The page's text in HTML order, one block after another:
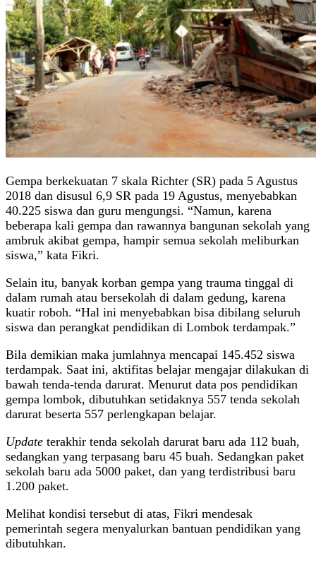
Gempa berkekuatan 7 skala Richter (SR) pada 5 Agustus
2018 dan disusul 6,9 SR pada 19 Agustus, menyebabkan
40.225 siswa dan guru mengungsi. “Namun, karena
beberapa kali gempa dan rawannya bangunan sekolah yang
ambruk akibat gempa, hampir semua sekolah meliburkan
siswa,” kata Fikri.
Selain itu, banyak korban gempa yang trauma tinggal di
dalam rumah atau bersekolah di dalam gedung, karena
kuatir roboh. “Hal ini menyebabkan bisa dibilang seluruh
siswa dan perangkat pendidikan di Lombok terdampak.”
Bila demikian maka jumlahnya mencapai 145.452 siswa
terdampak. Saat ini, aktifitas belajar mengajar dilakukan di
bawah tenda-tenda darurat. Menurut data pos pendidikan
gempa lombok, dibutuhkan setidaknya 557 tenda sekolah
darurat beserta 557 perlengkapan belajar.
Update terakhir tenda sekolah darurat baru ada 112 buah,
sedangkan yang terpasang baru 45 buah. Sedangkan paket
sekolah baru ada 5000 paket, dan yang terdistribusi baru
1.200 paket.
Melihat kondisi tersebut di atas, Fikri mendesak
pemerintah segera menyalurkan bantuan pendidikan yang
dibutuhkan.